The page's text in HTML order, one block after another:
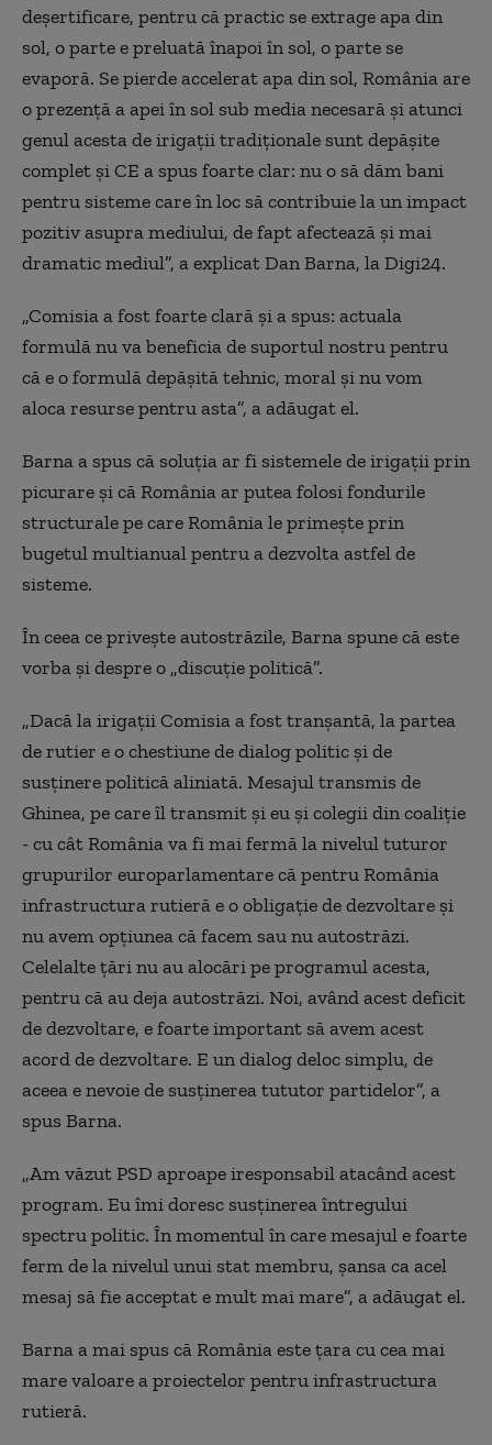
deșertificare, pentru că practic se extrage apa din
sol, o parte e preluată înapoi în sol, o parte se
evaporă. Se pierde accelerat apa din sol, România are
o prezență a apei în sol sub media necesară și atunci
genul acesta de irigații tradiționale sunt depășite
complet și CE a spus foarte clar: nu o să dăm bani
pentru sisteme care în loc să contribuie la un impact
pozitiv asupra mediului, de fapt afectează și mai
dramatic mediul”, a explicat Dan Barna, la Digi24.
„Comisia a fost foarte clară și a spus: actuala
formulă nu va beneficia de suportul nostru pentru
că e o formulă depășită tehnic, moral și nu vom
aloca resurse pentru asta”, a adăugat el.
Barna a spus că soluția ar fi sistemele de irigații prin
picurare și că România ar putea folosi fondurile
structurale pe care România le primește prin
bugetul multianual pentru a dezvolta astfel de
sisteme.
În ceea ce privește autostrăzile, Barna spune că este
vorba și despre o „discuție politică”.
„Dacă la irigații Comisia a fost tranșantă, la partea
de rutier e o chestiune de dialog politic și de
susținere politică aliniată. Mesajul transmis de
Ghinea, pe care îl transmit și eu și colegii din coaliție
- cu cât România va fi mai fermă la nivelul tuturor
grupurilor europarlamentare că pentru România
infrastructura rutieră e o obligație de dezvoltare și
nu avem opțiunea că facem sau nu autostrăzi.
Celelalte țări nu au alocări pe programul acesta,
pentru că au deja autostrăzi. Noi, având acest deficit
de dezvoltare, e foarte important să avem acest
acord de dezvoltare. E un dialog deloc simplu, de
aceea e nevoie de susținerea tututor partidelor”, a
spus Barna.
„Am văzut PSD aproape iresponsabil atacând acest
program. Eu îmi doresc susținerea întregului
spectru politic. În momentul în care mesajul e foarte
ferm de la nivelul unui stat membru, șansa ca acel
mesaj să fie acceptat e mult mai mare”, a adăugat el.
Barna a mai spus că România este țara cu cea mai
mare valoare a proiectelor pentru infrastructura
rutieră.